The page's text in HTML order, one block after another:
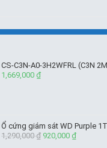
CS-C3N-A0-3H2WFRL (C3N
1,669,000 ₫
Ổ cứng giám sát WD Purple
1,290,000₫ Giá
920,000 ₫Giá